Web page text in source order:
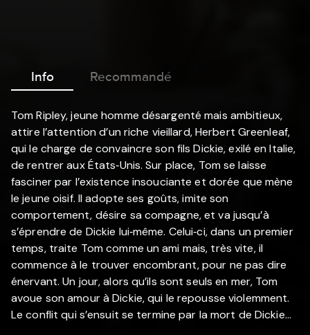
Info Recommandé
Tom Ripley, jeune homme désargenté mais ambitieux,
attire l’attention d’un riche vieillard, Herbert Greenleaf,
qui le charge de convaincre son fils Dickie, exilé en Italie,
de rentrer aux États‐Unis. Sur place, Tom se laisse
fasciner par l’existence insouciante et dorée que mène
le jeune oisif. Il adopte ses goûts, imite son
comportement, désire sa compagne, et va jusqu’à
s’éprendre de Dickie lui‐même. Celui‐ci, dans un premier
temps, traite Tom comme un ami mais, très vite, il
commence à le trouver encombrant, pour ne pas dire
énervant. Un jour, alors qu’ils sont seuls en mer, Tom
avoue son amour à Dickie, qui le repousse violemment.
Le conflit qui s’ensuit se termine par la mort de Dickie…